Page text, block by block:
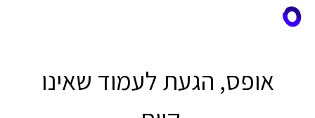
אופס, הגעת לעמוד שאינו